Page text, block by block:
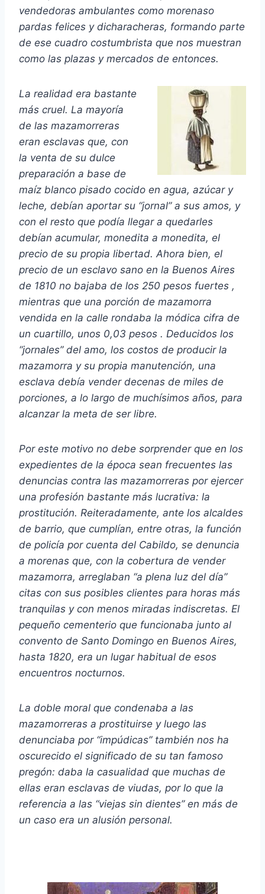
vendedoras ambulantes como morenaso
pardas felices y dicharacheras, formando parte
de ese cuadro costumbrista que nos muestran
como las plazas y mercados de entonces.
La realidad era bastante
más cruel. La mayoría
de las mazamorreras
eran esclavas que, con
la venta de su dulce
preparación a base de
maíz blanco pisado cocido en agua, azúcar y
leche, debían aportar su “jornal” a sus amos, y
con el resto que podía llegar a quedarles
debían acumular, monedita a monedita, el
precio de su propia libertad. Ahora bien, el
precio de un esclavo sano en la Buenos Aires
de 1810 no bajaba de los 250 pesos fuertes ,
mientras que una porción de mazamorra
vendida en la calle rondaba la módica cifra de
un cuartillo, unos 0,03 pesos . Deducidos los
“jornales” del amo, los costos de producir la
mazamorra y su propia manutención, una
esclava debía vender decenas de miles de
porciones, a lo largo de muchísimos años, para
alcanzar la meta de ser libre.
Por este motivo no debe sorprender que en los
expedientes de la época sean frecuentes las
denuncias contra las mazamorreras por ejercer
una profesión bastante más lucrativa: la
prostitución. Reiteradamente, ante los alcaldes
de barrio, que cumplían, entre otras, la función
de policía por cuenta del Cabildo, se denuncia
a morenas que, con la cobertura de vender
mazamorra, arreglaban “a plena luz del día”
citas con sus posibles clientes para horas más
tranquilas y con menos miradas indiscretas. El
pequeño cementerio que funcionaba junto al
convento de Santo Domingo en Buenos Aires,
hasta 1820, era un lugar habitual de esos
encuentros nocturnos.
La doble moral que condenaba a las
mazamorreras a prostituirse y luego las
denunciaba por “impúdicas” también nos ha
oscurecido el significado de su tan famoso
pregón: daba la casualidad que muchas de
ellas eran esclavas de viudas, por lo que la
referencia a las “viejas sin dientes” en más de
un caso era un alusión personal.